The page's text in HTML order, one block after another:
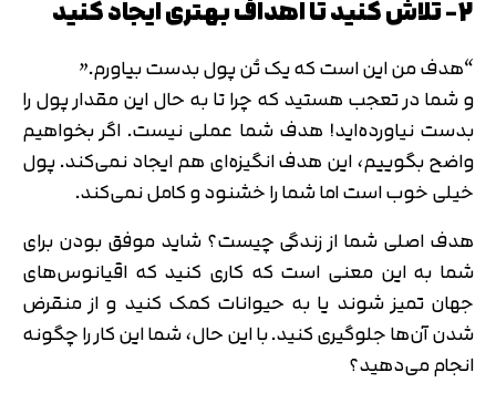
2- تلاش کنید تا اهداف بهتری ایجاد کنید
“هدف من این است که یک تُن پول بدست بیاورم.”
و شما در تعجب هستید که چرا تا به حال این مقدار پول را
بدست نیاورده‌­اید! هدف شما عملی نیست. اگر بخواهیم
واضح بگوییم، این هدف انگیزه‌­ای هم ایجاد نمی­‌کند. پول
خیلی خوب است اما شما را خشنود و کامل نمی­‌کند.
هدف اصلی شما از زندگی چیست؟ شاید موفق بودن برای
شما به این معنی است که کاری کنید که اقیانوس­‌های
جهان تمیز شوند یا به حیوانات کمک کنید و از منقرض
شدن آن‌ها جلوگیری کنید. با این حال، شما این کار را چگونه
انجام می­‌دهید؟